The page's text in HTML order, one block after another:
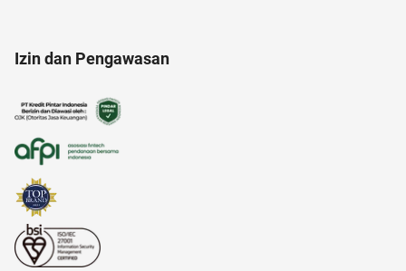
alamat di tokopedia
Ambassador
Izin dan Pengawasan